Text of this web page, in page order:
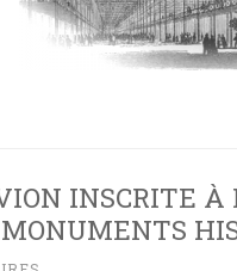
INSCRITE À